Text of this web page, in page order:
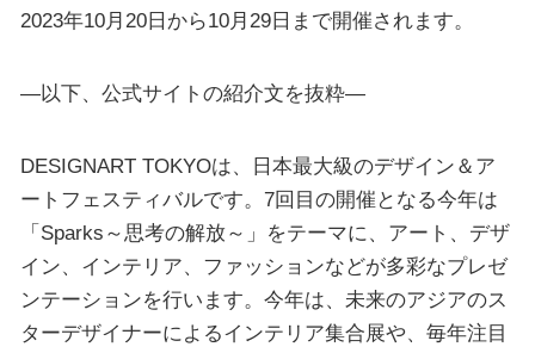
2023年10月20日から10月29日まで開催されます。
—以下、公式サイトの紹介文を抜粋—
DESIGNART TOKYOは、日本最大級のデザイン＆ア
ートフェスティバルです。7回目の開催となる今年は
「Sparks～思考の解放～」をテーマに、アート、デザ
イン、インテリア、ファッションなどが多彩なプレゼ
ンテーションを行います。今年は、未来のアジアのス
ターデザイナーによるインテリア集合展や、毎年注目